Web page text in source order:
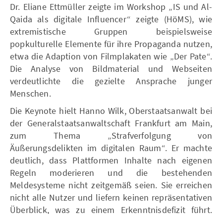
Dr. Eliane Ettmüller zeigte im Workshop „IS und Al-
Qaida als digitale Influencer“ zeigte (HöMS), wie
extremistische Gruppen beispielsweise
popkulturelle Elemente für ihre Propaganda nutzen,
etwa die Adaption von Filmplakaten wie „Der Pate“.
Die Analyse von Bildmaterial und Webseiten
verdeutlichte die gezielte Ansprache junger
Menschen.
Die Keynote hielt Hanno Wilk, Oberstaatsanwalt bei
der Generalstaatsanwaltschaft Frankfurt am Main,
zum Thema „Strafverfolgung von
Äußerungsdelikten im digitalen Raum“. Er machte
deutlich, dass Plattformen Inhalte nach eigenen
Regeln moderieren und die bestehenden
Meldesysteme nicht zeitgemäß seien. Sie erreichen
nicht alle Nutzer und liefern keinen repräsentativen
Überblick, was zu einem Erkenntnisdefizit führt.